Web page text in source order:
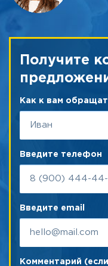
Получите
Как к вам
Введите телефон
Введите email
Комментарий